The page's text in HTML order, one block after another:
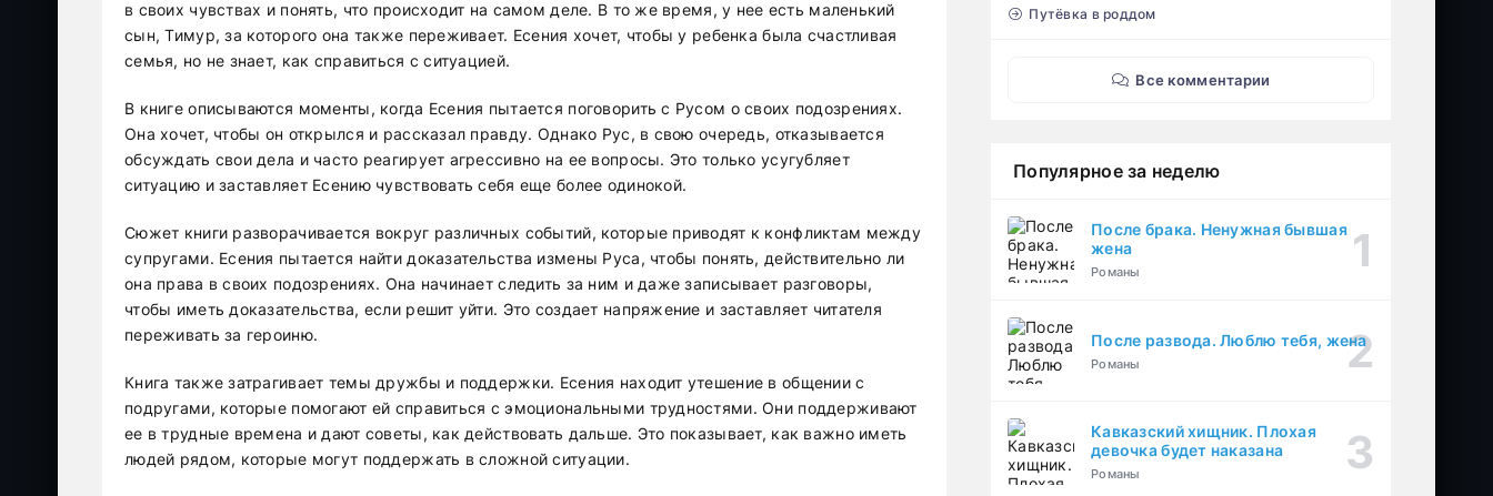
в своих чувствах и понять, что происходит на самом деле. В то же время, у нее есть маленький
сын, Тимур, за которого она также переживает. Есения хочет, чтобы у ребенка была счастливая
семья, но не знает, как справиться с ситуацией.
В книге описываются моменты, когда Есения пытается поговорить с Русом о своих подозрениях.
Она хочет, чтобы он открылся и рассказал правду. Однако Рус, в свою очередь, отказывается
обсуждать свои дела и часто реагирует агрессивно на ее вопросы. Это только усугубляет
ситуацию и заставляет Есению чувствовать себя еще более одинокой.
Сюжет книги разворачивается вокруг различных событий, которые приводят к конфликтам между
супругами. Есения пытается найти доказательства измены Руса, чтобы понять, действительно ли
она права в своих подозрениях. Она начинает следить за ним и даже записывает разговоры,
чтобы иметь доказательства, если решит уйти. Это создает напряжение и заставляет читателя
переживать за героиню.
Книга также затрагивает темы дружбы и поддержки. Есения находит утешение в общении с
подругами, которые помогают ей справиться с эмоциональными трудностями. Они поддерживают
ее в трудные времена и дают советы, как действовать дальше. Это показывает, как важно иметь
людей рядом, которые могут поддержать в сложной ситуации.
Путёвка в роддом
Все комментарии
Популярное за неделю
После брака. Ненужная бывшая
жена
Романы
После развода. Люблю тебя, жена
Романы
Кавказский хищник. Плохая
девочка будет наказана
Романы